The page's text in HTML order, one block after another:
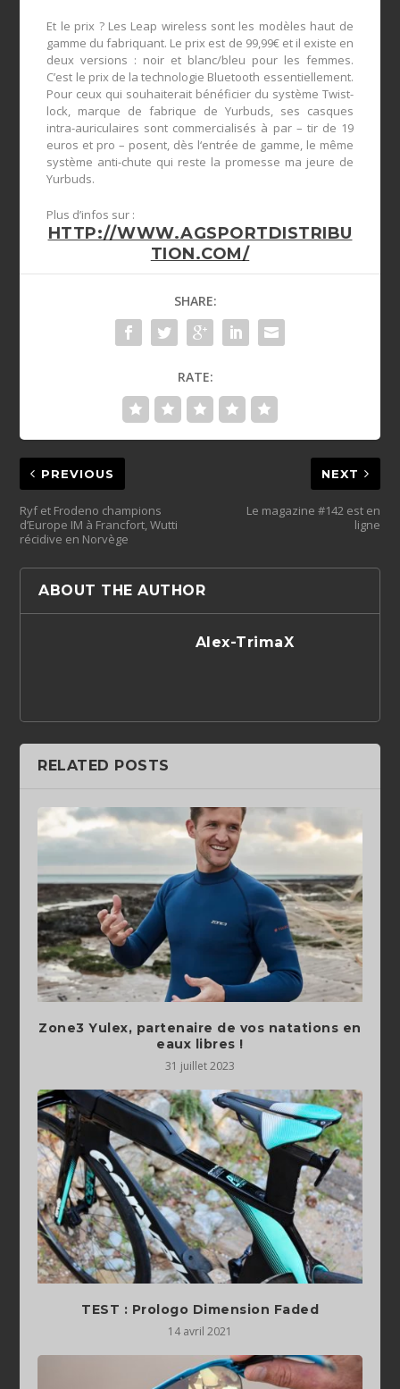
Et le prix ? Les Leap wireless sont les modèles haut de
gamme du fabriquant. Le prix est de 99,99€ et il existe en
deux versions : noir et blanc/bleu pour les femmes.
C’est le prix de la technologie Bluetooth essentiellement.
Pour ceux qui souhaiterait bénéficier du système Twist-
lock, marque de fabrique de Yurbuds, ses casques
intra-auriculaires sont commercialisés à par – tir de 19
euros et pro – posent, dès l‘entrée de gamme, le même
système anti-chute qui reste la promesse ma jeure de
Yurbuds.
Plus d’infos sur :
HTTP://WWW.AGSPORTDISTRIBU
TION.COM/
SHARE:
RATE:
PREVIOUS
Ryf et Frodeno champions
d’Europe IM à Francfort, Wutti
récidive en Norvège
NEXT
Le magazine #142 est en
ligne
ABOUT THE AUTHOR
Alex-TrimaX
RELATED POSTS
Zone3 Yulex, partenaire de vos natations en
eaux libres !
31 juillet 2023
TEST : Prologo Dimension Faded
14 avril 2021